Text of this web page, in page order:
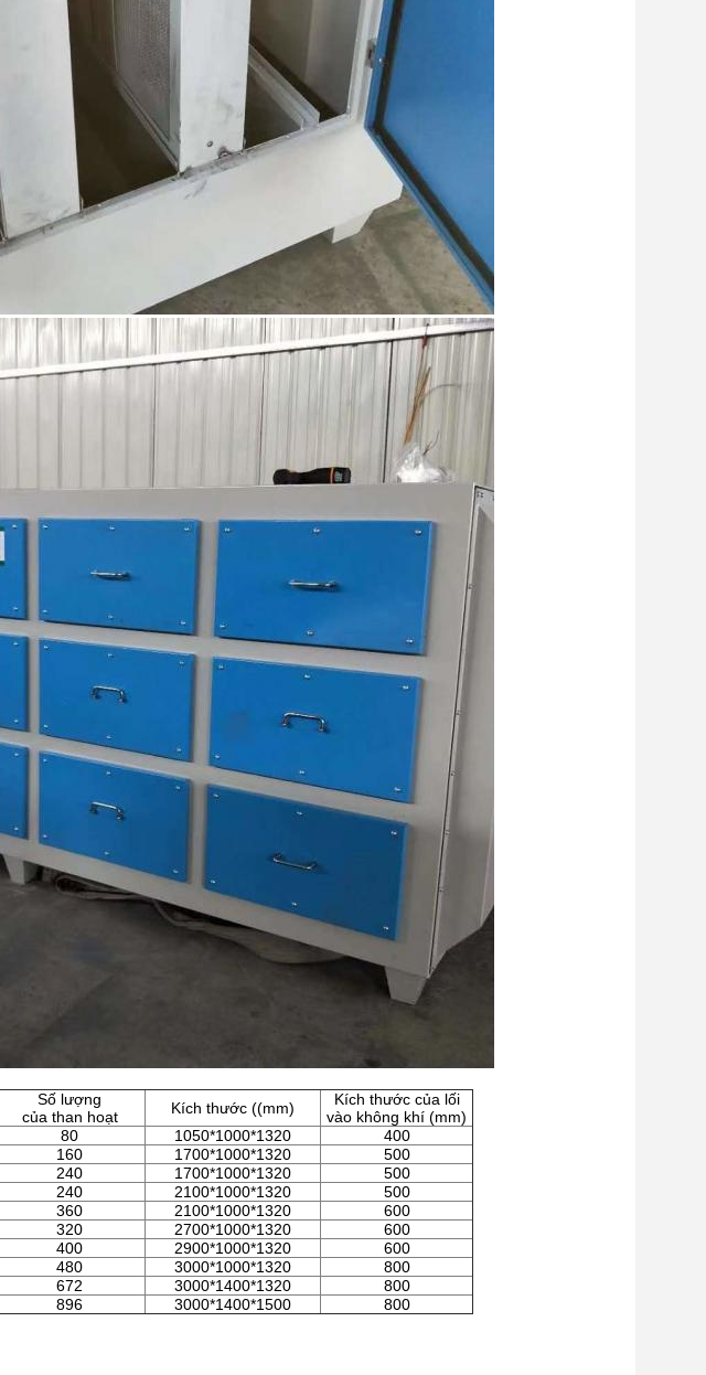
Số lượng
của than hoạt
Kích thước ((mm)
Kích thước của lối
vào không khí (mm)
80 1050*1000*1320
400
160 1700*1000*1320
500
240 1700*1000*1320
500
240 2100*1000*1320
500
360 2100*1000*1320
600
320 2700*1000*1320
600
400 2900*1000*1320
600
480 3000*1000*1320
800
672 3000*1400*1320
800
896 3000*1400*1500 800